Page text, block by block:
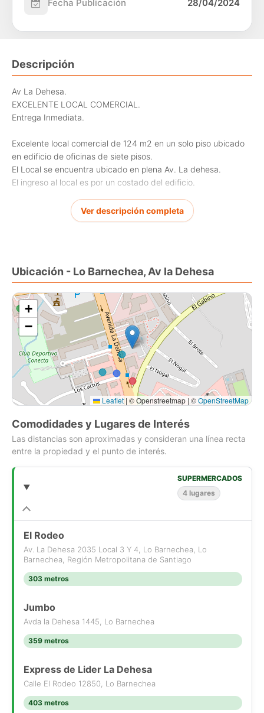
Fecha Publicación 28/04/2024
Descripción
Av La Dehesa.
EXCELENTE LOCAL COMERCIAL.
Entrega Inmediata.
Excelente local comercial de 124 m2 en un solo piso ubicado
en edificio de oficinas de siete pisos.
El Local se encuentra ubicado en plena Av. La dehesa.
El ingreso al local es por un costado del edificio.
Ideal para instituciones publica como privadas, tiendas de
cualquier tipo, centros de belleza, decoracion, etc.
Entrega inmediata.
Coordinar visitas
Ver descripción completa
Ubicación - Lo Barnechea, Av la Dehesa
+
−
Leaflet | © Openstreetmap | ©OpenStreetMap
Comodidades y Lugares de Interés
Las distancias son aproximadas y consideran una línea recta
entre la propiedad y el punto de interés.
SUPERMERCADOS
4 lugares
El Rodeo
Av. La Dehesa 2035 Local 3 Y 4, Lo Barnechea, Lo
Barnechea, Región Metropolitana de Santiago
303 metros
Jumbo
Avda la Dehesa 1445, Lo Barnechea
359 metros
Express de Lider La Dehesa
Calle El Rodeo 12850, Lo Barnechea
403 metros